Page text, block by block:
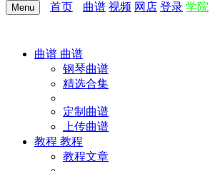
Menu 首页 曲谱 视频 网店 登录 学院
曲谱 曲谱
钢琴曲谱
精选合集
定制曲谱
上传曲谱
教程 教程
教程文章